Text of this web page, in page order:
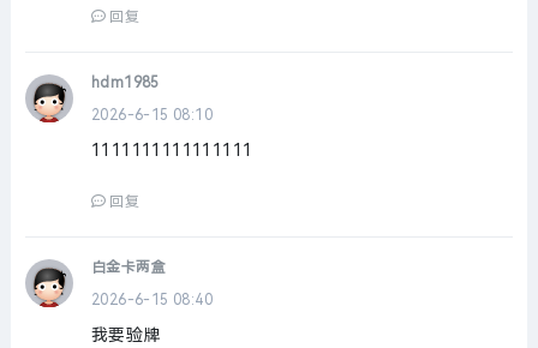
回复
hdm1985
2026-6-15 08:10
1111111111111111
回复
白金卡两盒
2026-6-15 08:40
我要验牌